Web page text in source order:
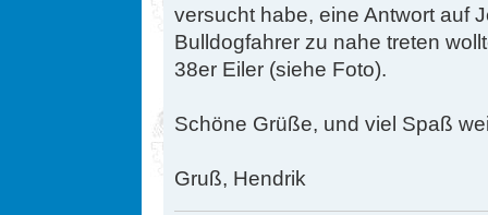
versucht habe, eine Antwort auf
Bulldogfahrer zu nahe treten
38er Eiler (siehe Foto).
Schöne Grüße, und viel Spaß
Gruß, Hendrik